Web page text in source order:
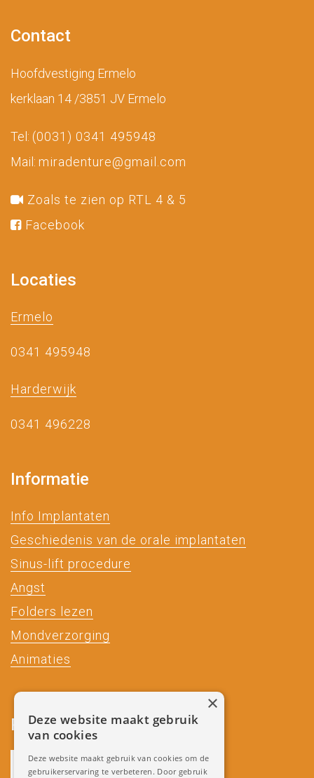
Contact
Hoofdvestiging Ermelo
kerklaan 14 /3851 JV Ermelo
Tel: (0031) 0341 495948
Mail: miradenture@gmail.com
Zoals te zien op RTL 4 & 5
Facebook
Locaties
Ermelo
0341 495948
Harderwijk
0341 496228
Informatie
Info Implantaten
Geschiedenis van de orale implantaten
Sinus-lift procedure
Angst
Folders lezen
Mondverzorging
Animaties
Partners
Deze website maakt gebruik
van cookies
Deze website maakt gebruik van cookies om de
gebruikerservaring te verbeteren. Door gebruik
×